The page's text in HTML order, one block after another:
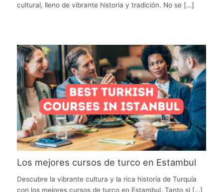
cultural, lleno de vibrante historia y tradición. No se […]
Los mejores cursos de turco en Estambul
Descubre la vibrante cultura y la rica historia de Turquía
con los mejores cursos de turco en Estambul. Tanto si […]